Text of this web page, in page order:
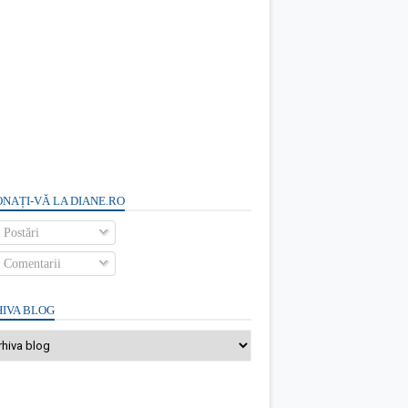
VĂ LA DIANE.RO
Postări
Comentarii
BLOG